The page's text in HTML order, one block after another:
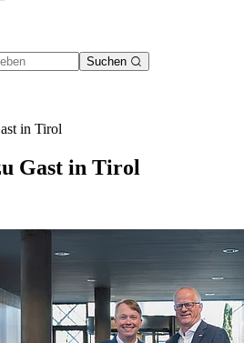
Suchen
in Tirol
Gast in Tirol